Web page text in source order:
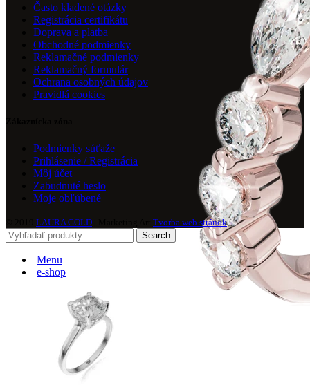
Často kladené otázky
Registrácia certifikátu
Doprava a platba
Obchodné podmienky
Reklamačné podmienky
Reklamačný formulár
Ochrana osobných údajov
Pravidlá cookies
Podmienky súťaže
Prihlásenie / Registrácia
Môj účet
Zabudnuté heslo
Moje obľúbené
LAURA GOLD
Tvorba web stránok
Search
Menu
e-shop